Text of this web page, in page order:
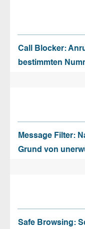
Call Blocker:
bestimmten
Message Filter:
Grund von
Safe Browsing: